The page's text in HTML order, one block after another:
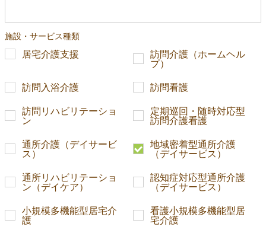
施設・サービス種類
居宅介護支援
訪問介護（ホームヘル
プ）
訪問入浴介護 訪問看護
訪問リハビリテーショ
ン
定期巡回・随時対応型
訪問介護看護
通所介護（デイサービ
ス）
地域密着型通所介護
（デイサービス）
通所リハビリテーショ
ン（デイケア）
認知症対応型通所介護
（デイサービス）
小規模多機能型居宅介
護
看護小規模多機能型居
宅介護